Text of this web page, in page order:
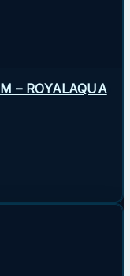
– ROYALAQUA